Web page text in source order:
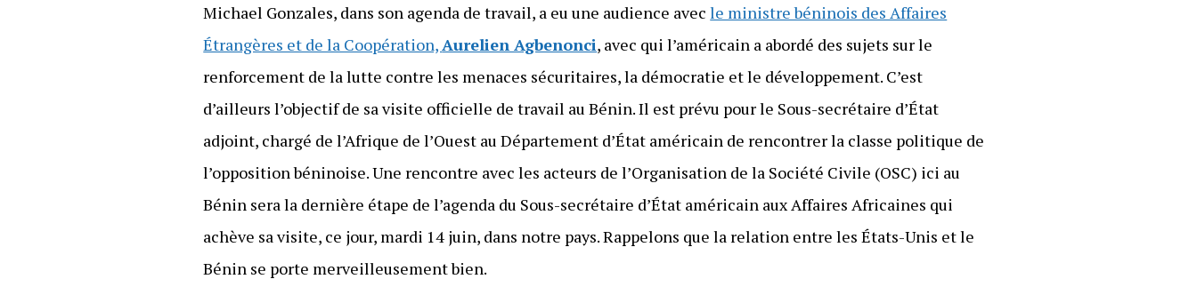
Michael Gonzales, dans son agenda de travail, a eu une audience avecle ministre béninois des Affaires
Étrangères et de la Coopération,Aurelien Agbenonci, avec qui l’américain a abordé des sujets sur le
renforcement de la lutte contre les menaces sécuritaires, la démocratie et le développement. C’est
d’ailleurs l’objectif de sa visite officielle de travail au Bénin. Il est prévu pour le Sous-secrétaire d’État
adjoint, chargé de l’Afrique de l’Ouest au Département d’État américain de rencontrer la classe politique de
l’opposition béninoise. Une rencontre avec les acteurs de l’Organisation de la Société Civile (OSC) ici au
Bénin sera la dernière étape de l’agenda du Sous-secrétaire d’État américain aux Affaires Africaines qui
achève sa visite, ce jour, mardi 14 juin, dans notre pays. Rappelons que la relation entre les États-Unis et le
Bénin se porte merveilleusement bien.